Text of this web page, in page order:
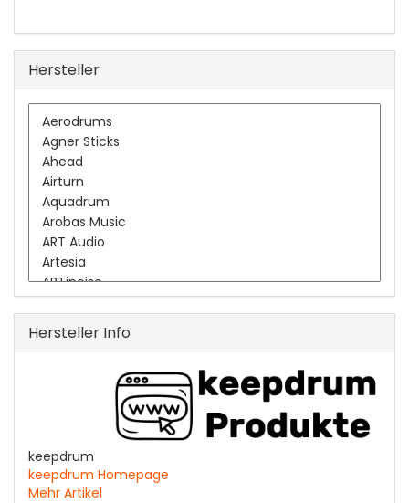
Hersteller
Hersteller Info
keepdrum
keepdrum Homepage
Mehr Artikel